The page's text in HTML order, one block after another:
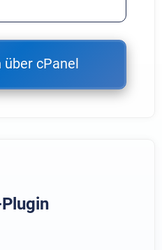
cPanel